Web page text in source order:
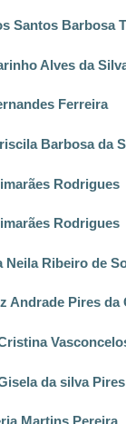
Santos Barbosa
Alves da
Ferreira
Barbosa da
Rodrigues
Rodrigues
Neila Ribeiro de
Andrade Pires da
da silva